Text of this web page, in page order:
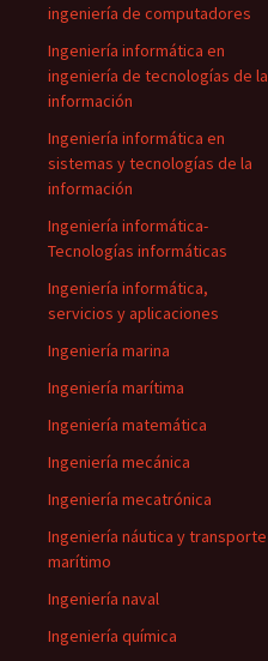
ingeniería de computadores
Ingeniería informática en
ingeniería de tecnologías de la
información
Ingeniería informática en
sistemas y tecnologías de la
información
Ingeniería informática-
Tecnologías informáticas
Ingeniería informática,
servicios y aplicaciones
Ingeniería marina
Ingeniería marítima
Ingeniería matemática
Ingeniería mecánica
Ingeniería mecatrónica
Ingeniería náutica y transporte
marítimo
Ingeniería naval
Ingeniería química